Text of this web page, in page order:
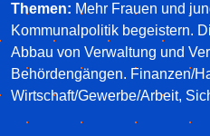
Themen: Mehr Frauen und
Kommunalpolitik begeistern.
Abbau von Verwaltung und
Behördengängen. Finanzen/
Wirtschaft/Gewerbe/Arbeit,